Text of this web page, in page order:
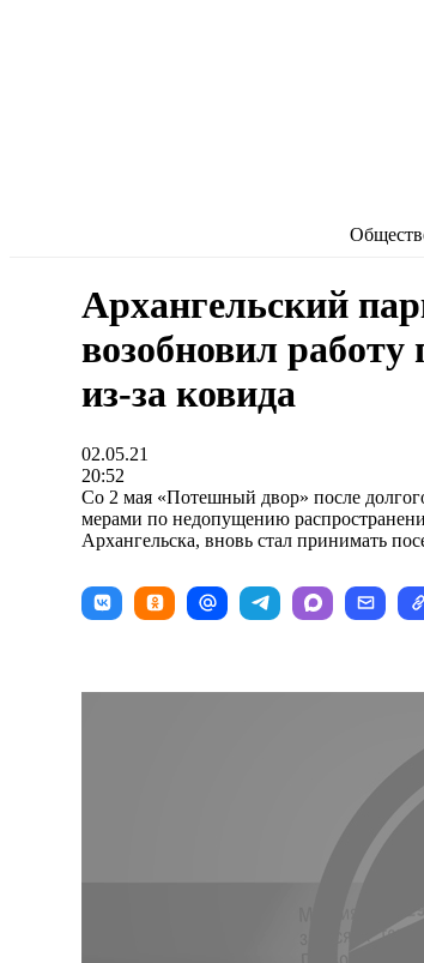
Архангельский
возобновил работу
из-за ковида
02.05.21
20:52
Со 2 мая «Потешный двор» после
мерами по недопущению
Архангельска, вновь стал принимать